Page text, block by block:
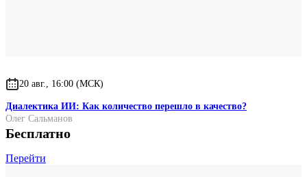
20 авг., 16:00 (МСК)
Диалектика ИИ: Как количество перешло в качество?
Олег Сальманов
Бесплатно
Перейти